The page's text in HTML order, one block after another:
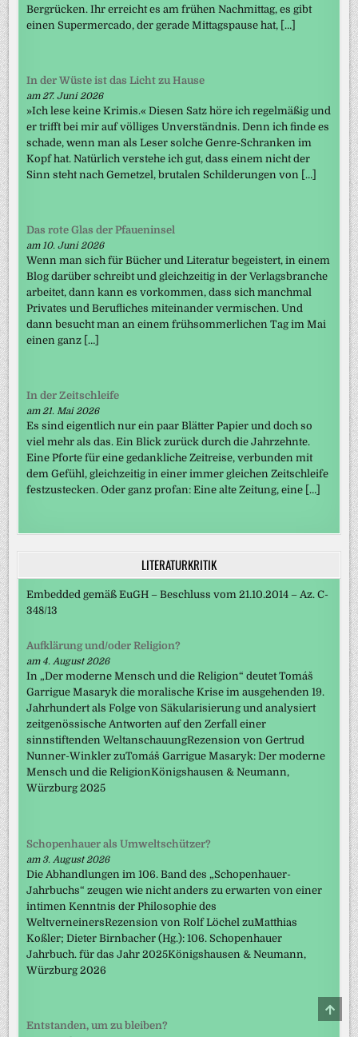
Bergrücken. Ihr erreicht es am frühen Nachmittag, es gibt
einen Supermercado, der gerade Mittagspause hat, […]
In der Wüste ist das Licht zu Hause
am 27. Juni 2026
»Ich lese keine Krimis.« Diesen Satz höre ich regelmäßig und
er trifft bei mir auf völliges Unverständnis. Denn ich finde es
schade, wenn man als Leser solche Genre-Schranken im
Kopf hat. Natürlich verstehe ich gut, dass einem nicht der
Sinn steht nach Gemetzel, brutalen Schilderungen von […]
Das rote Glas der Pfaueninsel
am 10. Juni 2026
Wenn man sich für Bücher und Literatur begeistert, in einem
Blog darüber schreibt und gleichzeitig in der Verlagsbranche
arbeitet, dann kann es vorkommen, dass sich manchmal
Privates und Berufliches miteinander vermischen. Und
dann besucht man an einem frühsommerlichen Tag im Mai
einen ganz […]
In der Zeitschleife
am 21. Mai 2026
Es sind eigentlich nur ein paar Blätter Papier und doch so
viel mehr als das. Ein Blick zurück durch die Jahrzehnte.
Eine Pforte für eine gedankliche Zeitreise, verbunden mit
dem Gefühl, gleichzeitig in einer immer gleichen Zeitschleife
festzustecken. Oder ganz profan: Eine alte Zeitung, eine […]
LITERATURKRITIK
Embedded gemäß EuGH – Beschluss vom 21.10.2014 – Az. C-
348/13
Aufklärung und/oder Religion?
am 4. August 2026
In „Der moderne Mensch und die Religion“ deutet Tomáš
Garrigue Masaryk die moralische Krise im ausgehenden 19.
Jahrhundert als Folge von Säkularisierung und analysiert
zeitgenössische Antworten auf den Zerfall einer
sinnstiftenden WeltanschauungRezension von Gertrud
Nunner-Winkler zuTomáš Garrigue Masaryk: Der moderne
Mensch und die ReligionKönigshausen & Neumann,
Würzburg 2025
Schopenhauer als Umweltschützer?
am 3. August 2026
Die Abhandlungen im 106. Band des „Schopenhauer-
Jahrbuchs“ zeugen wie nicht anders zu erwarten von einer
intimen Kenntnis der Philosophie des
WeltverneinersRezension von Rolf Löchel zuMatthias
Koßler; Dieter Birnbacher (Hg.): 106. Schopenhauer
Jahrbuch. für das Jahr 2025Königshausen & Neumann,
Würzburg 2026
Entstanden, um zu bleiben? TO
TOP